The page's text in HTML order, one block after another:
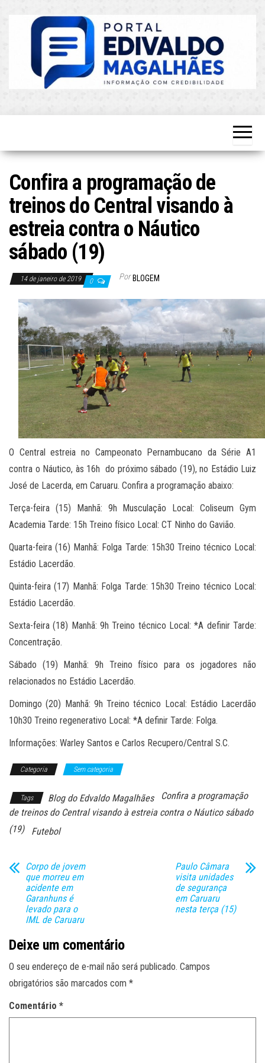
Atualizado!
Confira a programação de
treinos do Central visando à
estreia contra o Náutico
sábado (19)
14 de janeiro de 2019 0 Por BLOGEM
O Central estreia no Campeonato Pernambucano da Série A1
contra o Náutico, às 16h do próximo sábado (19), no Estádio Luiz
José de Lacerda, em Caruaru. Confira a programação abaixo:
Terça-feira (15) Manhã: 9h Musculação Local: Coliseum Gym
Academia Tarde: 15h Treino físico Local: CT Ninho do Gavião.
Quarta-feira (16) Manhã: Folga Tarde: 15h30 Treino técnico Local:
Estádio Lacerdão.
Quinta-feira (17) Manhã: Folga Tarde: 15h30 Treino técnico Local:
Estádio Lacerdão.
Sexta-feira (18) Manhã: 9h Treino técnico Local: *A definir Tarde:
Concentração.
Sábado (19) Manhã: 9h Treino físico para os jogadores não
relacionados no Estádio Lacerdão.
Domingo (20) Manhã: 9h Treino técnico Local: Estádio Lacerdão
10h30 Treino regenerativo Local: *A definir Tarde: Folga.
Informações: Warley Santos e Carlos Recupero/Central S.C.
Categoria Sem categoria
Tags Blog do Edvaldo Magalhães
Confira a programação
de treinos do Central visando à estreia contra o Náutico sábado
(19)
Futebol
Corpo de jovem
que morreu em
acidente em
Garanhuns é
levado para o
IML de Caruaru
Paulo Câmara
visita unidades
de segurança
em Caruaru
nesta terça (15)
Deixe um comentário
O seu endereço de e-mail não será publicado. Campos
obrigatórios são marcados com *
Comentário *